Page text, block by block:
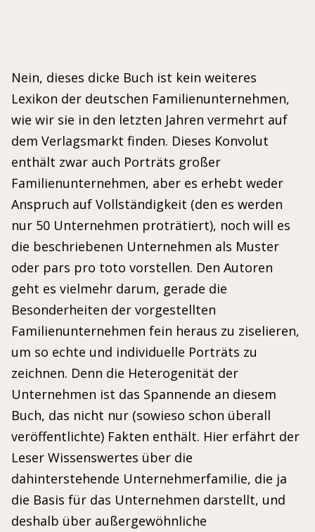
Nein, dieses dicke Buch ist kein weiteres
Lexikon der deutschen Familienunternehmen,
wie wir sie in den letzten Jahren vermehrt auf
dem Verlagsmarkt finden. Dieses Konvolut
enthält zwar auch Porträts großer
Familienunternehmen, aber es erhebt weder
Anspruch auf Vollständigkeit (den es werden
nur 50 Unternehmen proträtiert), noch will es
die beschriebenen Unternehmen als Muster
oder pars pro toto vorstellen. Den Autoren
geht es vielmehr darum, gerade die
Besonderheiten der vorgestellten
Familienunternehmen fein heraus zu ziselieren,
um so echte und individuelle Porträts zu
zeichnen. Denn die Heterogenität der
Unternehmen ist das Spannende an diesem
Buch, das nicht nur (sowieso schon überall
veröffentlichte) Fakten enthält. Hier erfährt der
Leser Wissenswertes über die
dahinterstehende Unternehmerfamilie, die ja
die Basis für das Unternehmen darstellt, und
deshalb über außergewöhnliche